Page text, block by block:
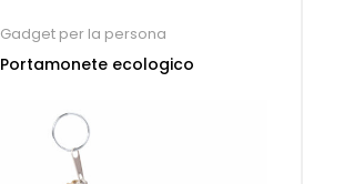
Gadget per la persona
Portamonete ecologico